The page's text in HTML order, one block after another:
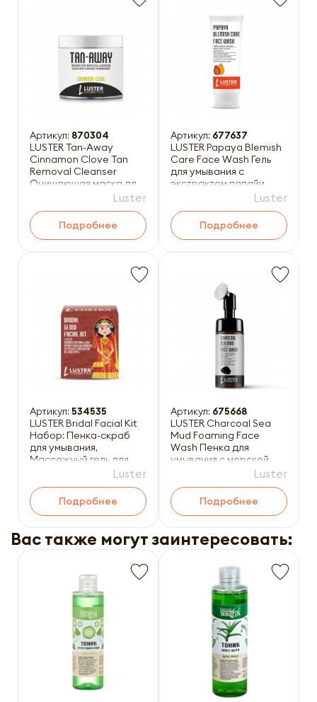
Артикул: 870304
LUSTER Tan-Away
Cinnamon Clove Tan
Removal Cleanser
Очищающая маска для
лица против загара с
Luster
Подробнее
Артикул: 677637
LUSTER Papaya Blemish
Care Face Wash Гель
для умывания с
экстрактом папайи
Luster
Подробнее
Артикул: 534535
LUSTER Bridal Facial Kit
Набор: Пенка-скраб
для умывания,
Массажный гель для
лица, Массажный крем
Luster
Подробнее
Артикул: 675668
LUSTER Charcoal Sea
Mud Foaming Face
Wash Пенка для
умывания с морской
грязью и углём 100млLuster
Подробнее
Вас также могут заинтересовать: